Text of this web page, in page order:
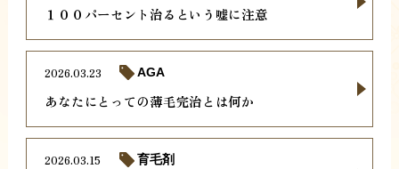
１００パーセント治るという嘘に注意
あなたにとっての薄毛完治とは何か
2026.03.23 AGA
2026.03.15 育毛剤